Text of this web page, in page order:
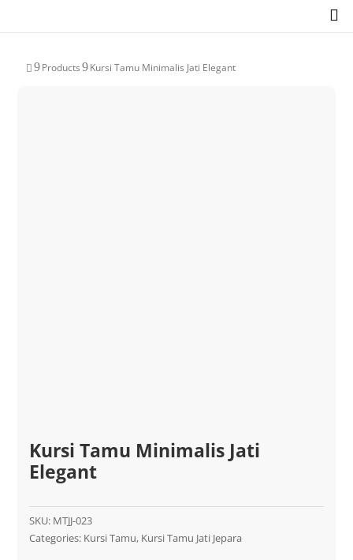

 9Products 9Kursi Tamu Minimalis Jati Elegant
Kursi Tamu Minimalis Jati
Elegant
SKU: MTJJ-023
Categories: Kursi Tamu, Kursi Tamu Jati Jepara